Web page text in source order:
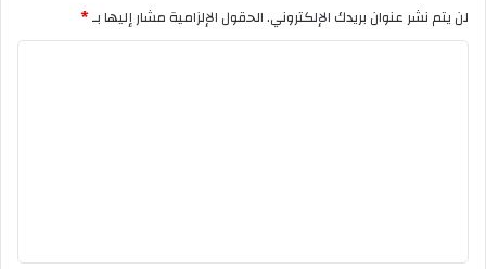
لن يتم نشر عنوان بريدك الإلكتروني.الحقول الإلزامية مشار إليها بـ*